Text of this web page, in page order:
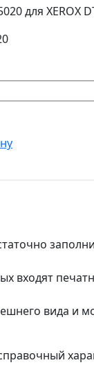
для XEROX
входят
вида и